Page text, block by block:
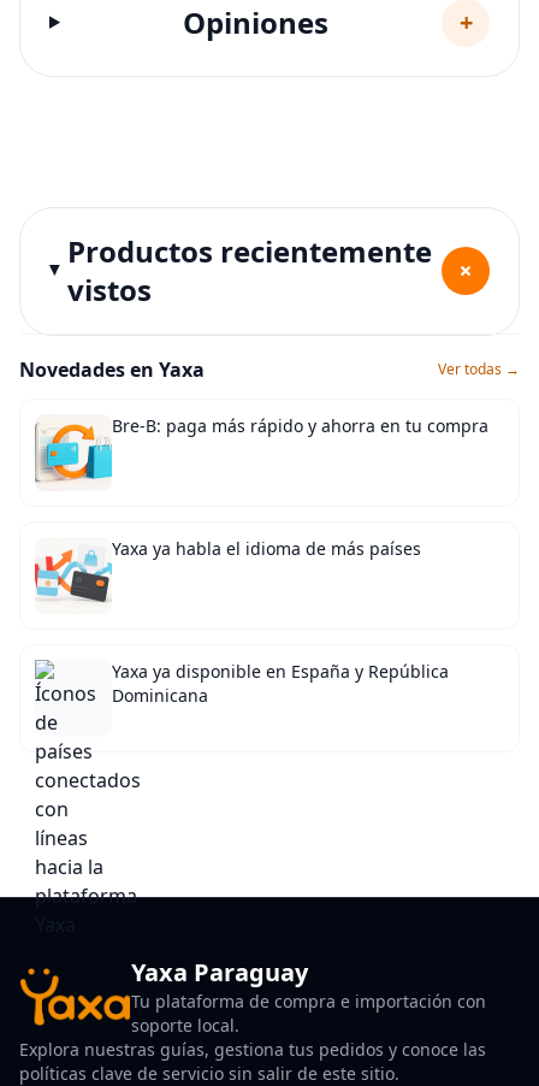
Opiniones +
Productos recientemente
vistos
+
Novedades en Yaxa Ver todas →
Bre-B: paga más rápido y ahorra en tu compra
Yaxa ya habla el idioma de más países
Yaxa ya disponible en España y República
Dominicana
Yaxa Paraguay
Tu plataforma de compra e importación con
soporte local.
Explora nuestras guías, gestiona tus pedidos y conoce las
políticas clave de servicio sin salir de este sitio.